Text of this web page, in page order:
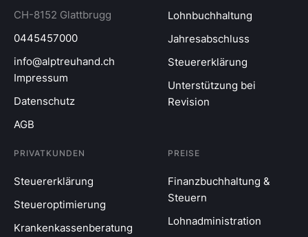
CH-8152 Glattbrugg
0445457000
info@alptreuhand.ch
Impressum
Datenschutz
AGB
Lohnbuchhaltung
Jahresabschluss
Steuererklärung
Unterstützung bei
Revision
PRIVATKUNDEN
Steuererklärung
Steueroptimierung
Krankenkassenberatung
PREISE
Finanzbuchhaltung &
Steuern
Lohnadministration